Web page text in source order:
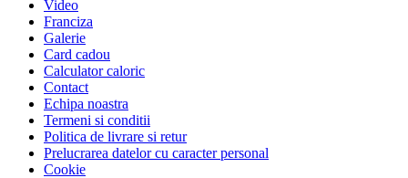
Video
Franciza
Galerie
Card cadou
Calculator caloric
Contact
Echipa noastra
Termeni si conditii
Politica de livrare si retur
Prelucrarea datelor cu caracter personal
Cookie